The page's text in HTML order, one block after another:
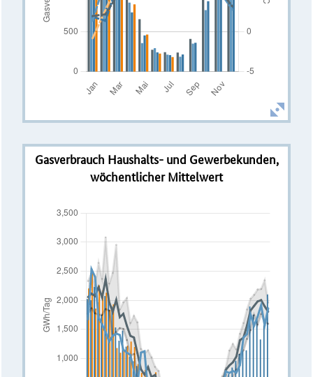
Gasverbrauch Haushalts- und Gewerbekunden,
wöchentlicher Mittelwert